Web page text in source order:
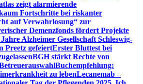
zeigt alarmierende
Fortschritte bei riskanter
auf Verwahrlosung“ zur
Demenzfonds fördert Projekte
Alzheimer Gesellschaft Schleswig-
Preetz gefeiertErster Bluttest bei
BGH stärkt Rechte von
Buchempfehlung:
zu lebenLecanemab –